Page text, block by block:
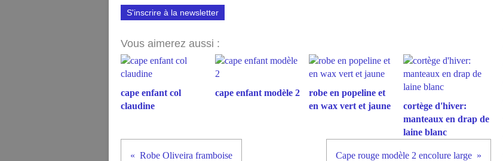
S'inscrire à la newsletter
Vous aimerez aussi :
cape enfant col
claudine
cape enfant modèle 2
robe en popeline et
en wax vert et jaune
cortège d'hiver:
manteaux en drap de
laine blanc
Robe Oliveira framboise Cape rouge modèle 2 encolure large